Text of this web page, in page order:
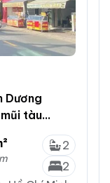
Dương
tàu
2
2